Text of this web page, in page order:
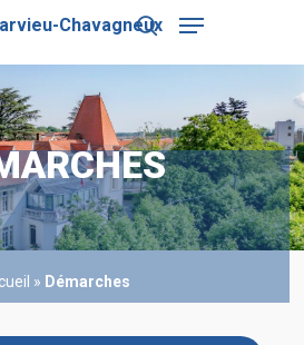
search
Menu
» Démarches
Close